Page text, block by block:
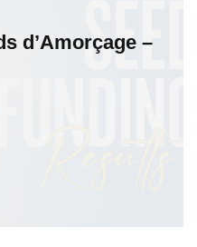
d’Amorçage –